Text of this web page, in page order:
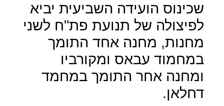
שכינוס הועידה השביעית יביא
לפיצולה של תנועת פת"ח לשני
מחנות, מחנה אחד התומך
במחמוד עבאס ומקורביו
ומחנה אחר התומך במחמד
דחלאן.